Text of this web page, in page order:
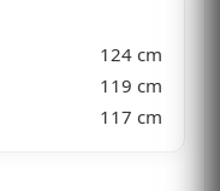
124 cm
119 cm
117 cm